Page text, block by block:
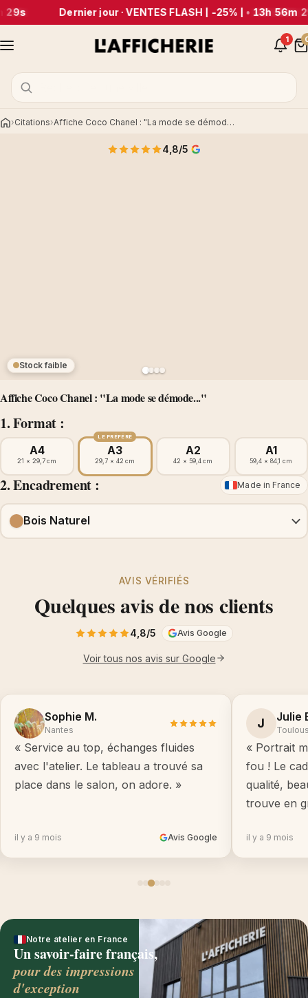
29s Dernier jour · VENTES FLASH | -25% | •13h 56m
1
AccueilCitations Affiche Coco Chanel : "La mode se démode..."
Affiche Coco Chanel : "La mode se démode..."
1. Format :
Stock faible
4,8/5
A4
21 × 29,7 cm
LE PRÉFÉRÉ
A3
29,7 × 42 cm
A2
42 × 59,4 cm
A1
59,4 × 84,1 cm
2. Encadrement : Made in France
Bois Naturel
AVIS VÉRIFIÉS
Quelques avis de nos clients
4,8/5 Avis Google
Voir tous nos avis sur Google
Sophie M.
Nantes
« Service au top, échanges fluides
avec l'atelier. Le tableau a trouvé sa
place dans le salon, on adore. »
il y a 9 mois Avis Google
J Julie
« Portrait
fou ! Le
qualité,
trouve en
il y a 9 mois
Notre atelier en France
Un savoir-faire français,
pour des impressions
d'exception